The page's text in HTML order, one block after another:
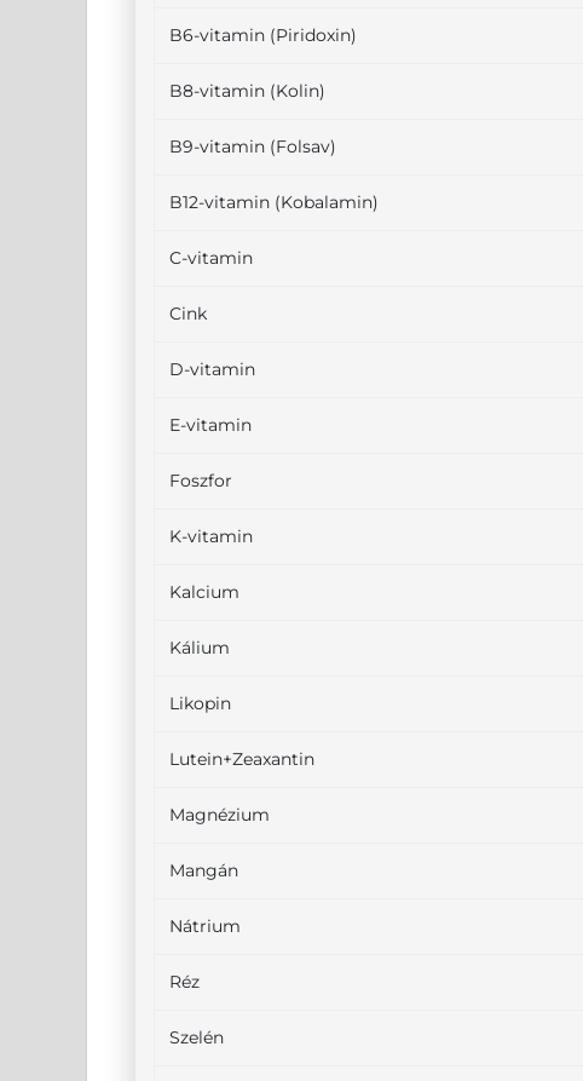
B6-vitamin (Piridoxin)
B8-vitamin (Kolin)
B9-vitamin (Folsav)
B12-vitamin (Kobalamin)
C-vitamin
Cink
D-vitamin
E-vitamin
Foszfor
K-vitamin
Kalcium
Kálium
Likopin
Lutein+Zeaxantin
Magnézium
Mangán
Nátrium
Réz
Szelén